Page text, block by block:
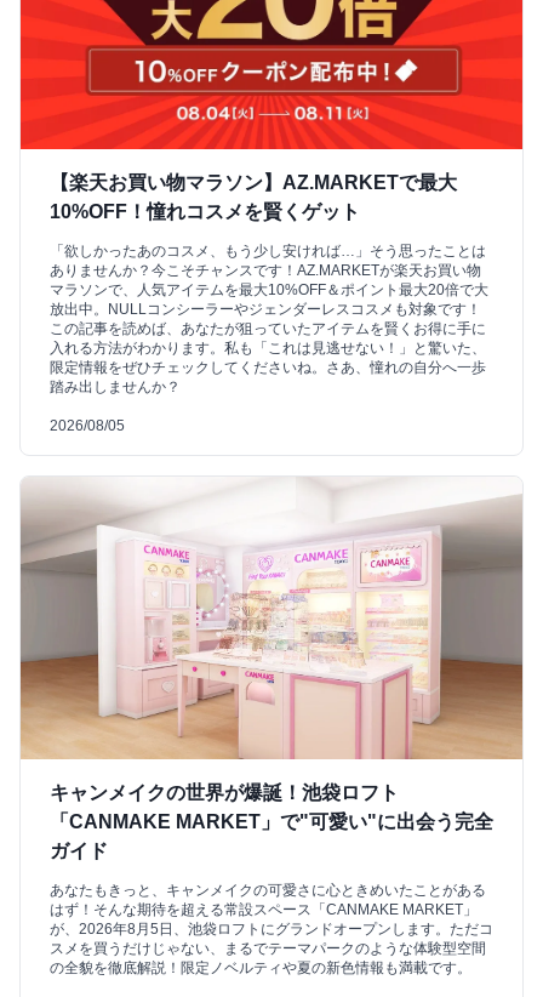
【楽天お買い物マラソン】AZ.MARKETで最大
10%OFF！憧れコスメを賢くゲット
「欲しかったあのコスメ、もう少し安ければ…」そう思ったことは
ありませんか？今こそチャンスです！AZ.MARKETが楽天お買い物
マラソンで、人気アイテムを最大10%OFF＆ポイント最大20倍で大
放出中。NULLコンシーラーやジェンダーレスコスメも対象です！
この記事を読めば、あなたが狙っていたアイテムを賢くお得に手に
入れる方法がわかります。私も「これは見逃せない！」と驚いた、
限定情報をぜひチェックしてくださいね。さあ、憧れの自分へ一歩
踏み出しませんか？
2026/08/05
キャンメイクの世界が爆誕！池袋ロフト
「CANMAKE MARKET」で"可愛い"に出会う完全
ガイド
あなたもきっと、キャンメイクの可愛さに心ときめいたことがある
はず！そんな期待を超える常設スペース「CANMAKE MARKET」
が、2026年8月5日、池袋ロフトにグランドオープンします。ただコ
スメを買うだけじゃない、まるでテーマパークのような体験型空間
の全貌を徹底解説！限定ノベルティや夏の新色情報も満載です。